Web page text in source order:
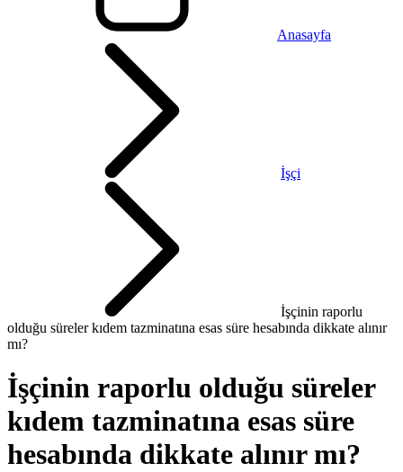
Anasayfa
İşçi
İşçinin raporlu
olduğu süreler kıdem tazminatına esas süre hesabında dikkate alınır
mı?
İşçinin raporlu olduğu süreler
kıdem tazminatına esas süre
hesabında dikkate alınır mı?